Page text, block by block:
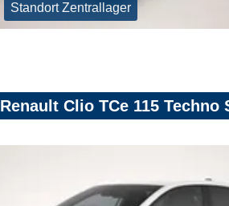
Standort Zentrallager
Renault Clio TCe 115 Techno